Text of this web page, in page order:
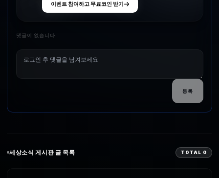
이벤트 참여하고 무료코인 받기
댓글이 없습니다.
등록
세상소식 게시판 글 목록 TOTAL 0